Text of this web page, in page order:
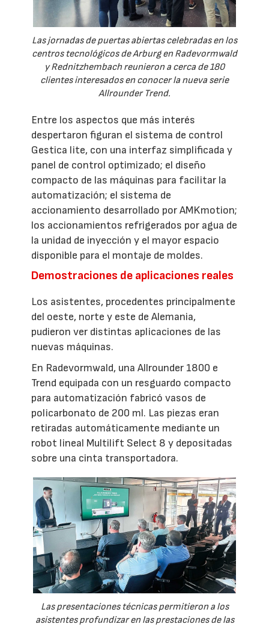
Las jornadas de puertas abiertas celebradas en los
centros tecnológicos de Arburg en Radevormwald
y Rednitzhembach reunieron a cerca de 180
clientes interesados en conocer la nueva serie
Allrounder Trend.
Entre los aspectos que más interés
despertaron figuran el sistema de control
Gestica lite, con una interfaz simplificada y
panel de control optimizado; el diseño
compacto de las máquinas para facilitar la
automatización; el sistema de
accionamiento desarrollado por AMKmotion;
los accionamientos refrigerados por agua de
la unidad de inyección y el mayor espacio
disponible para el montaje de moldes.
Demostraciones de aplicaciones reales
Los asistentes, procedentes principalmente
del oeste, norte y este de Alemania,
pudieron ver distintas aplicaciones de las
nuevas máquinas.
En Radevormwald, una Allrounder 1800 e
Trend equipada con un resguardo compacto
para automatización fabricó vasos de
policarbonato de 200 ml. Las piezas eran
retiradas automáticamente mediante un
robot lineal Multilift Select 8 y depositadas
sobre una cinta transportadora.
Las presentaciones técnicas permitieron a los
asistentes profundizar en las prestaciones de las